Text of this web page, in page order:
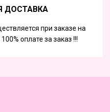
ДОСТАВКА
при заказе на
оплате за заказ !!!